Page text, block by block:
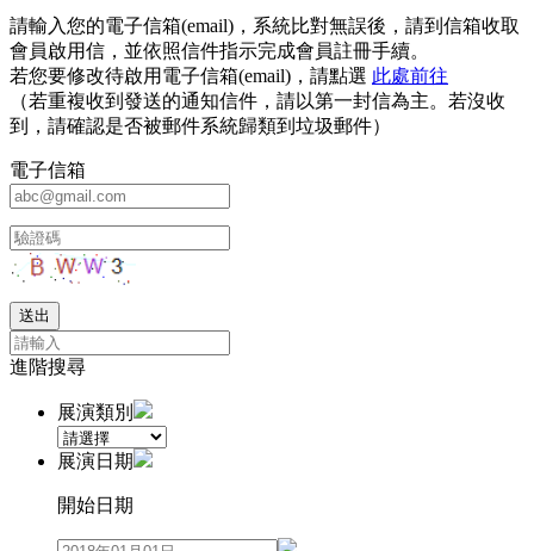
請輸入您的電子信箱(email)，系統比對無誤後，請到信箱收取
會員啟用信，並依照信件指示完成會員註冊手續。
若您要修改待啟用電子信箱(email)，請點選 此處前往
（若重複收到發送的通知信件，請以第一封信為主。若沒收
到，請確認是否被郵件系統歸類到垃圾郵件）
電子信箱
進階搜尋
展演類別
展演日期
開始日期